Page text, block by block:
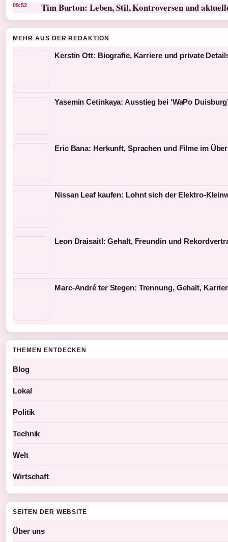
09:52 Tim Burton: Leben, Stil, Kontroversen und
MEHR AUS DER REDAKTION
Kerstin Ott: Biografie, Karriere und private
Yasemin Cetinkaya: Ausstieg bei ‘WaPo
Eric Bana: Herkunft, Sprachen und Filme im
Nissan Leaf kaufen: Lohnt sich der Elektro-
Leon Draisaitl: Gehalt, Freundin und
Marc-André ter Stegen: Trennung, Gehalt,
THEMEN ENTDECKEN
Blog
Lokal
Politik
Technik
Welt
Wirtschaft
SEITEN DER WEBSITE
Über uns